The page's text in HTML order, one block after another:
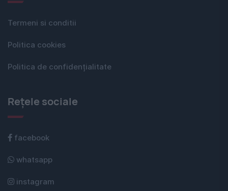
Termeni si conditii
Politica cookies
Politica de confidențialitate
Rețele sociale
facebook
whatsapp
instagram